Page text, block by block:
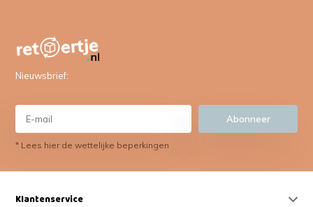
Nieuwsbrief:
Abonneer
* Lees hier de wettelijke beperkingen
Klantenservice